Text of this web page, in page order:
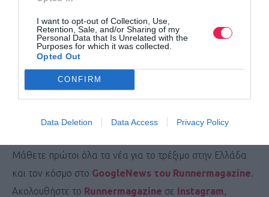
I want to opt-out of Collection, Use,
Retention, Sale, and/or Sharing of my
Personal Data that Is Unrelated with the
Purposes for which it was collected.
Opted Out
CONFIRM
Data Deletion Data Access Privacy Policy
Φιλημέγκας Γιώργος: 6946037070
Στογιάννης Αθανάσιος: 6977500531
Τζούμας Νικόλαος: 6974829763
Πουτογλίδης Κων/νος: 6976007424
Παπακωνσταντίνου Κυριάκος: 6983339388».
Μάθετε πρώτοι όλα τα νέα για το τρέξιμο στην Ελλάδα
και τον κόσμο στο GoogleNews του Runnermagazine.
Ακολουθήστε το Runnermagazine σε Instagram,